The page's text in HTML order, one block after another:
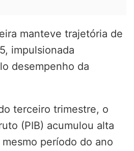
manteve trajetória de
impulsionada
desempenho da
terceiro trimestre, o
(PIB) acumulou alta
período do ano